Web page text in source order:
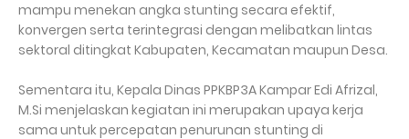
mampu menekan angka stunting secara efektif,
konvergen serta terintegrasi dengan melibatkan lintas
sektoral ditingkat Kabupaten, Kecamatan maupun Desa.
Sementara itu, Kepala Dinas PPKBP3A Kampar Edi Afrizal,
M.Si menjelaskan kegiatan ini merupakan upaya kerja
sama untuk percepatan penurunan stunting di